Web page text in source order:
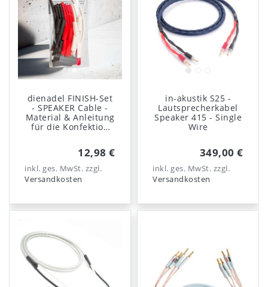
dienadel FINISH-Set
- SPEAKER Cable -
Material & Anleitung
für die Konfektion
12,98 €
inkl. ges. MwSt. zzgl.
Versandkosten
in-akustik S25 -
Lautsprecherkabel
Speaker 415 - Single
Wire
349,00 €
inkl. ges. MwSt. zzgl.
Versandkosten